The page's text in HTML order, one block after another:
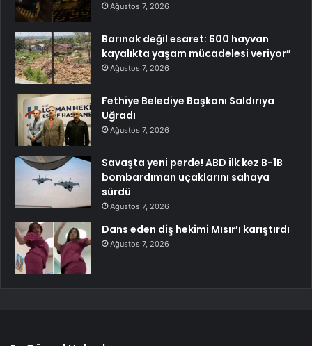
Ağustos 7, 2026
Barınak değil esaret: 600 hayvan
kayalıkta yaşam mücadelesi veriyor”
Ağustos 7, 2026
Fethiye Belediye Başkanı Saldırıya
Uğradı
Ağustos 7, 2026
Savaşta yeni perde! ABD ilk kez B-1B
bombardıman uçaklarını sahaya
sürdü
Ağustos 7, 2026
Dans eden diş hekimi Mısır’ı karıştırdı
Ağustos 7, 2026